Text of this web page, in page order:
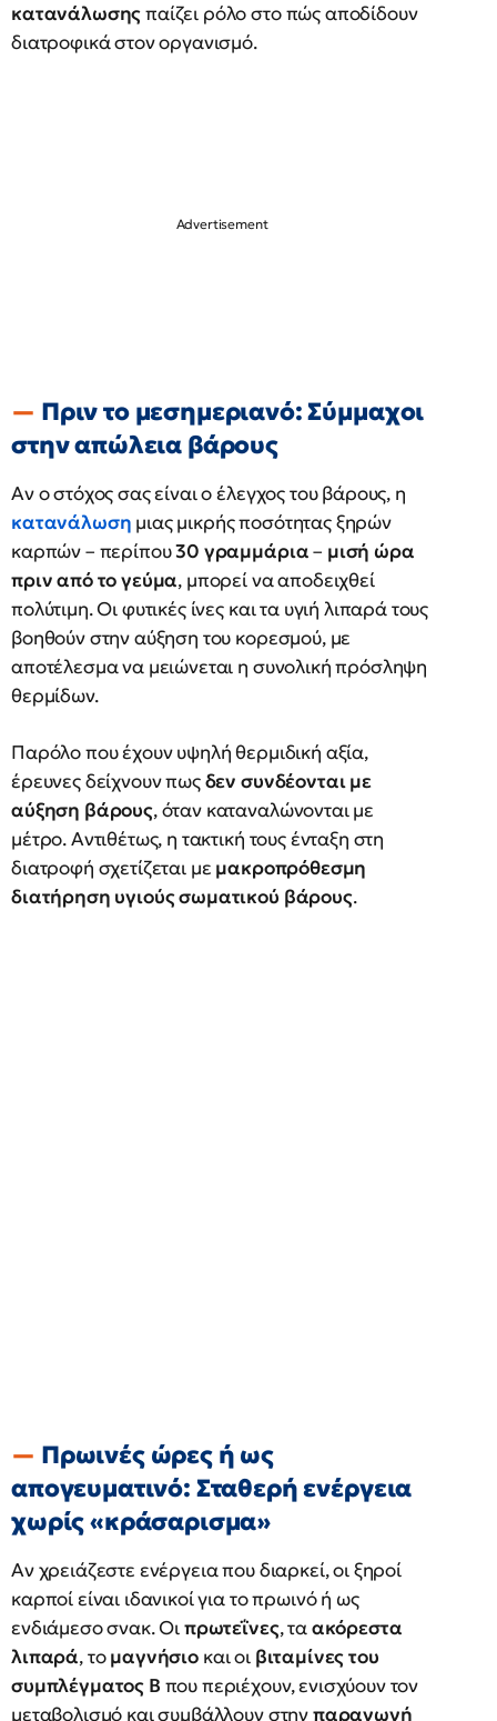
κατανάλωσηςπαίζει ρόλο στο πώς αποδίδουν
διατροφικά στον οργανισμό.
Πριν το μεσημεριανό: Σύμμαχοι
στην απώλεια βάρους
Αν ο στόχος σας είναι ο έλεγχος του βάρους, η
κατανάλωση μιας μικρής ποσότητας ξηρών
καρπών – περίπου30 γραμμάρια– μισή ώρα
πριν από το γεύμα, μπορεί να αποδειχθεί
πολύτιμη. Οι φυτικές ίνες και τα υγιή λιπαρά τους
βοηθούν στην αύξηση του κορεσμού, με
αποτέλεσμα να μειώνεται η συνολική πρόσληψη
θερμίδων.
Παρόλο που έχουν υψηλή θερμιδική αξία,
έρευνες δείχνουν πωςδεν συνδέονται με
αύξηση βάρους, όταν καταναλώνονται με
μέτρο. Αντιθέτως, η τακτική τους ένταξη στη
διατροφή σχετίζεται με μακροπρόθεσμη
διατήρηση υγιούς σωματικού βάρους.
Πρωινές ώρες ή ως
απογευματινό: Σταθερή ενέργεια
χωρίς «κράσαρισμα»
Αν χρειάζεστε ενέργεια που διαρκεί, οι ξηροί
καρποί είναι ιδανικοί για το πρωινό ή ως
ενδιάμεσο σνακ. Οιπρωτεΐνες, ταακόρεστα
λιπαρά, τομαγνήσιοκαι οι βιταμίνες του
συμπλέγματος Β που περιέχουν, ενισχύουν τον
μεταβολισμό και συμβάλλουν στηνπαραγωγή